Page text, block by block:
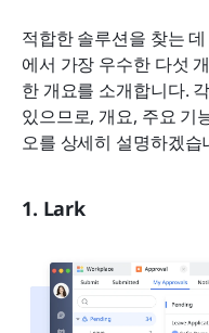
적합한 솔루션을 찾는
에서 가장 우수한 다섯
한 개요를 소개합니다.
있으므로, 개요, 주요 기
오를 상세히 설명하겠습
1. Lark